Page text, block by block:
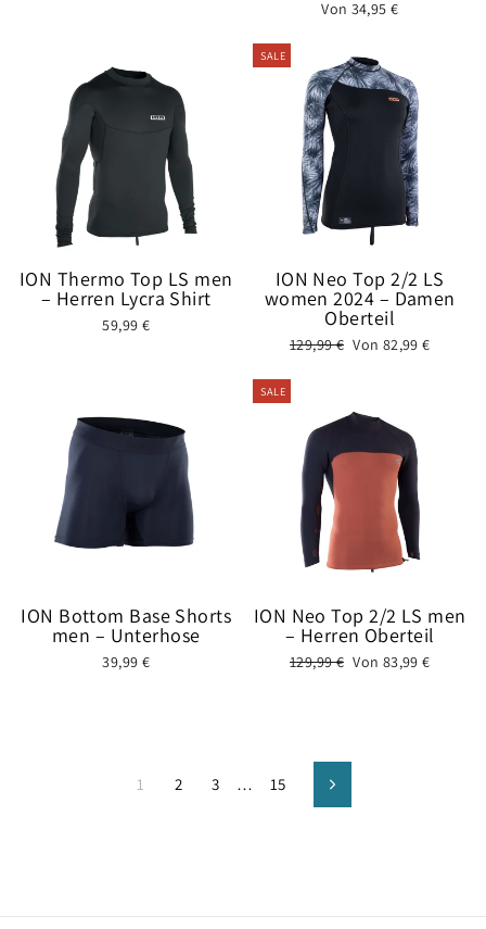
Von 34,95 €
ION Thermo Top LS men
– Herren Lycra Shirt
59,99 €
SALE
ION Neo Top 2/2 LS
women 2024 – Damen
Oberteil
Normaler
129,99 € Sonderpreis
Von 82,99 €
ION Bottom Base Shorts
men – Unterhose
39,99 €
SALE
ION Neo Top 2/2 LS men
– Herren Oberteil
Normaler
129,99 € Sonderpreis
Von 83,99 €
1 2 3 … 15 Vorwärts